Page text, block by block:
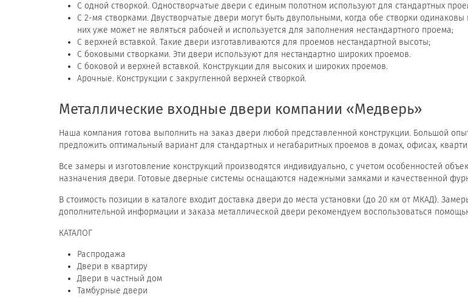
С одной створкой. Одностворчатые двери с единым полотном используют для стандартных
С 2-мя створками. Двустворчатые двери могут быть двупольными, когда обе створки
них уже может не являться рабочей и используется для заполнения нестандартного проема;
С верхней вставкой. Такие двери изготавливаются для проемов нестандартной высоты;
С боковыми створками. Эти двери используют для нестандартно широких проемов.
С боковой и верхней вставкой. Конструкции для высоких и широких проемов.
Арочные. Конструкции с закругленной верхней створкой.
Металлические входные двери компании «Медверь»
Наша компания готова выполнить на заказ двери любой представленной конструкции. Большой
предложить оптимальный вариант для стандартных и негабаритных проемов в домах, офисах,
Все замеры и изготовление конструкций производятся индивидуально, с учетом особенностей
назначения двери. Готовые дверные системы оснащаются надежными замками и качественной
В стоимость позиции в каталоге входит доставка двери до места установки (до 20 км от МКАД).
дополнительной информации и заказа металлической двери рекомендуем воспользоваться
КАТАЛОГ
Распродажа
Двери в квартиру
Двери в частный дом
Тамбурные двери